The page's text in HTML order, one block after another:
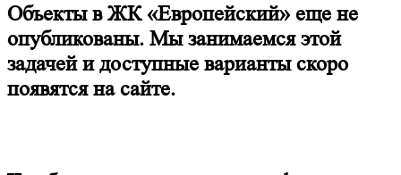
Объекты в ЖК «Европейский» еще не
опубликованы. Мы занимаемся этой
задачей и доступные варианты скоро
появятся на сайте.